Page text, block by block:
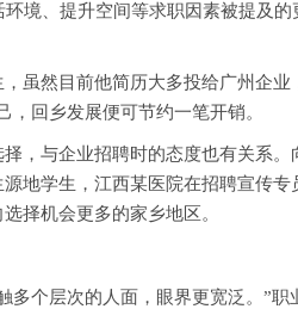
、提升空间等求职因素被提及的
然目前他简历大多投给广州企业
回乡发展便可节约一笔开销。
与企业招聘时的态度也有关系。
地学生，江西某医院在招聘宣传
择机会更多的家乡地区。
层次的人面，眼界更宽泛。”职